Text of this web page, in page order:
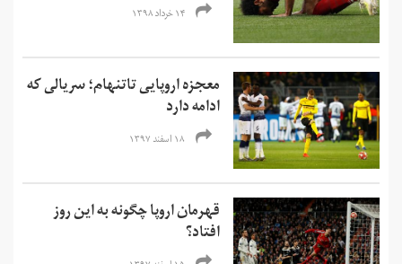
۱۴ خرداد ۱۳۹۸
معجزه اروپایی تاتنهام؛ سریالی که
ادامه دارد
۱۸ اسفند ۱۳۹۷
قهرمان اروپا چگونه به این روز
افتاد؟